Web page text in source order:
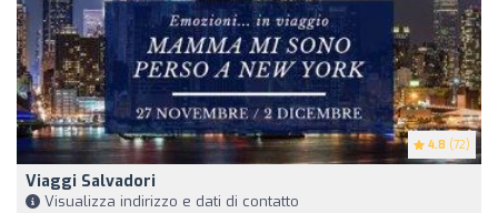
4.8 (72)
Viaggi Salvadori
Visualizza indirizzo e dati di contatto